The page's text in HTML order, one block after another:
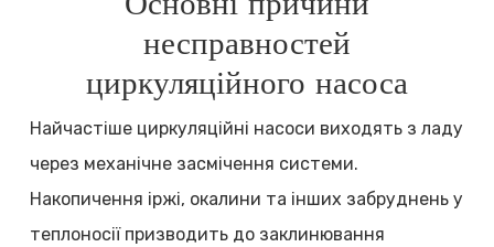
несправностей
циркуляційного насоса
Найчастіше циркуляційні насоси виходять з ладу
через механічне засмічення системи.
Накопичення іржі, окалини та інших забруднень у
теплоносії призводить до заклинювання